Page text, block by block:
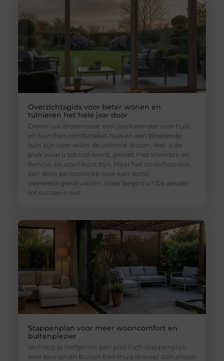
Overzichtsgids voor beter wonen en
tuinieren het hele jaar door
Creëer uw droomoase: een jaarkalender voor huis
en tuin Een comfortabel huis en een bloeiende
tuin zijn voor velen de ultieme droom. Het is de
plek waar u tot rust komt, geniet met vrienden en
familie, en uzelf kunt zijn. Maar het onderhouden
van deze persoonlijke oase kan soms
overweldigend voelen. Waar begint u? De sleutel
tot succes is niet
Stappenplan voor meer wooncomfort en
buitenplezier
Verhoog je leefgenot: een praktisch stappenplan
voor binnen en buiten Een thuis is meer dan alleen